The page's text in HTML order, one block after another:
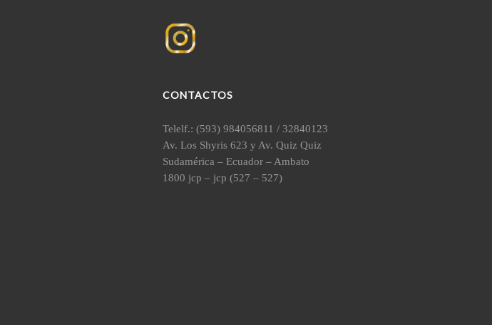
CONTACTOS
Telelf.: (593) 984056811 / 32840123
Av. Los Shyris 623 y Av. Quiz Quiz
Sudamérica – Ecuador – Ambato
1800 jcp – jcp (527 – 527)